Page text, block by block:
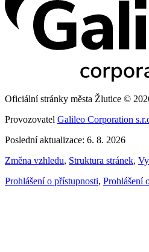
Oficiální stránky města Žlutice ©
Provozovatel Galileo Corporation
Poslední aktualizace: 6. 8. 2026
Změna vzhledu, Struktura stránek,
Prohlášení o přístupnosti, Prohlášení